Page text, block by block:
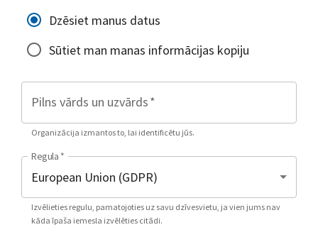
Dzēsiet manus datus
Sūtiet man manas informācijas kopiju
Pilns vārds un uzvārds*
Organizācija izmantos to, lai identificētu jūs.
Regula *
Izvēlieties regulu, pamatojoties uz savu dzīvesvietu, ja vien jums nav
kāda īpaša iemesla izvēlēties citādi.